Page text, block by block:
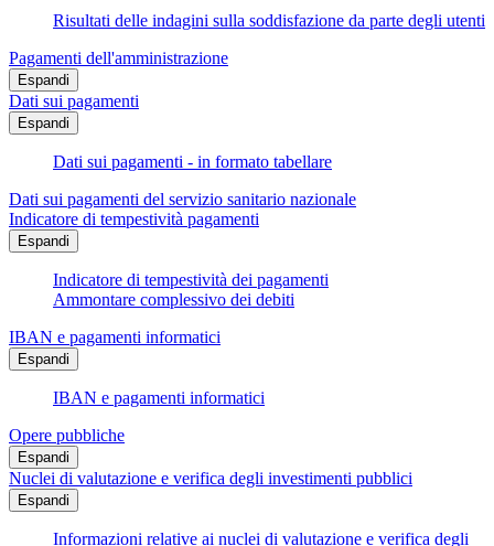
Risultati delle indagini sulla soddisfazione da parte degli utenti
Pagamenti dell'amministrazione
Espandi
Dati sui pagamenti
Espandi
Dati sui pagamenti - in formato tabellare
Dati sui pagamenti del servizio sanitario nazionale
Indicatore di tempestività pagamenti
Espandi
Indicatore di tempestività dei pagamenti
Ammontare complessivo dei debiti
IBAN e pagamenti informatici
Espandi
IBAN e pagamenti informatici
Opere pubbliche
Espandi
Nuclei di valutazione e verifica degli investimenti pubblici
Espandi
Informazioni relative ai nuclei di valutazione e verifica degli